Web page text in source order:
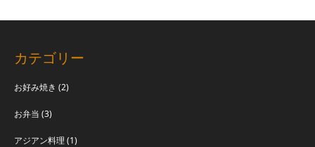
カテゴリー
お好み焼き (2)
お弁当 (3)
アジアン料理 (1)